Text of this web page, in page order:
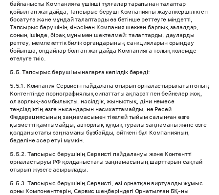
байланысты Компанияға үшінші тұлғалар тарапынан талаптар
қойылған жағдайда, Тапсырыс беруші Компанияны жауапкершіліктен
босатуға және мұндай талаптарды өз бетінше реттеуге міндетті,
Тапсырыс берушінің кінәсінен Компания шеккен барлық залалдар,
соның ішінде, бірақ мұнымен шектелмей: талаптарды, дауларды
реттеу, мемлекеттік билік органдарының санкцияларын орындау
бойынша, ондайлар болған жағдайда Компанияға толық көлемде
өтелуге тиіс.
5.5. Тапсырыс беруші мыналарға кепілдік береді:
5.5.1. Компания Сервисін пайдалана отырып орналастырылатын оның
Контентінде порнографиялық сипаттағы ақпарат пен бейнелер жоқ,
ол зорлық-зомбылықты, нәсілдік, жыныстық, діни немесе
теңсіздіктің өзге нысандарын насихаттамайды, не Ресей
Федерациясының заңнамасымен тікелей тыйым салынған өзге
қызметті қамтымайды, авторлық құқық туралы заңнаманы және өзге
қолданыстағы заңнаманы бұзбайды, өйткені бұл Компанияның
беделіне әсер етуі мүмкін.
5.5.2. Тапсырыс берушінің Сервисті пайдалануы және Контентті
орналастыруы РФ қолданыстағы заңнамасының шарттарын сақтай
отырып жүзеге асырылады.
5.5.3. Тапсырыс берушінің Сервисті, өзі орнатқан виртуалды жұмыс
орны Компоненттерін, Сервис шеңберіндегі Орнатылған БҚ-ны